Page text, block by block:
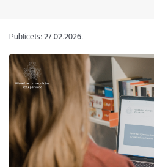
Publicēts: 27.02.2026.